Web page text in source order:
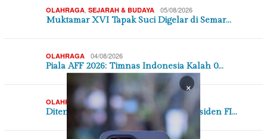
OLAHRAGA SEJARAH & BUDAYA 05/08/2026
Muktamar XVI Tapak Suci Digelar di Semar…
OLAHRAGA 04/08/2026
Piala AFF 2026: Timnas Indonesia Kalah 0…
OLAHRAGA 02/08/2026
Ditentang UEFA dan CONCACAF, Presiden FI…
×